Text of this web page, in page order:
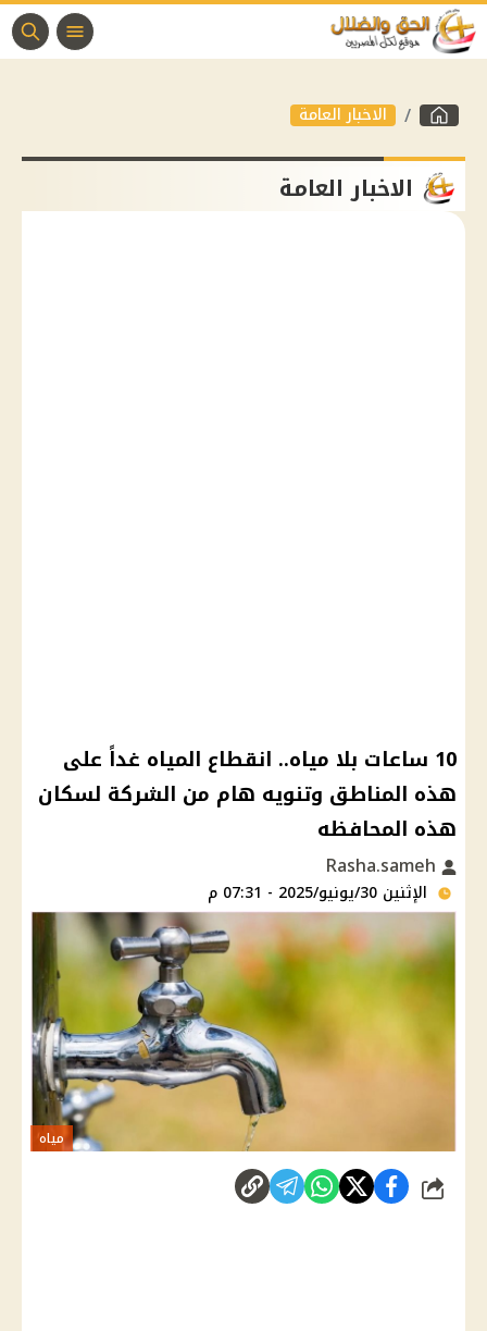
الاخبار العامة
الاخبار العامة
10 ساعات بلا مياه.. انقطاع المياه غداً على
هذه المناطق وتنويه هام من الشركة لسكان
هذه المحافظه
الإثنين 30/يونيو/2025 - 07:31 م
مياه
شارك